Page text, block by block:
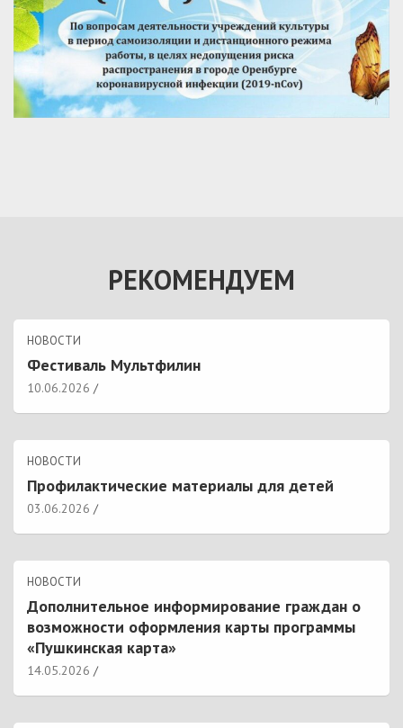
РЕКОМЕНДУЕМ
НОВОСТИ
Фестиваль Мультфилин
10.06.2026
НОВОСТИ
Профилактические материалы для детей
03.06.2026
НОВОСТИ
Дополнительное информирование граждан о
возможности оформления карты программы
«Пушкинская карта»
14.05.2026